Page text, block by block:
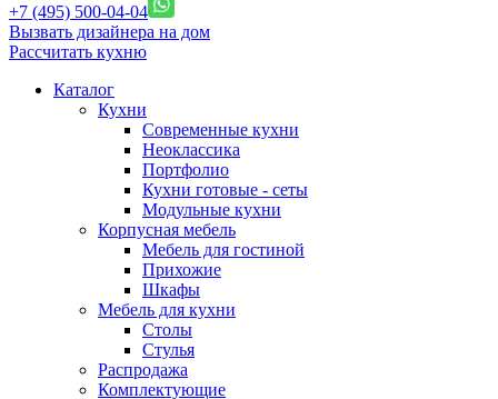
+7 (495) 500-04-04
Вызвать дизайнера на дом
Рассчитать кухню
Каталог
Кухни
Современные кухни
Неоклассика
Портфолио
Кухни готовые - сеты
Модульные кухни
Корпусная мебель
Мебель для гостиной
Прихожие
Шкафы
Мебель для кухни
Столы
Стулья
Распродажа
Комплектующие